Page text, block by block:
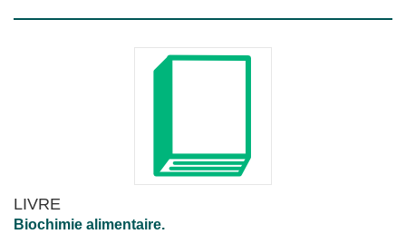
LIVRE
Biochimie alimentaire.